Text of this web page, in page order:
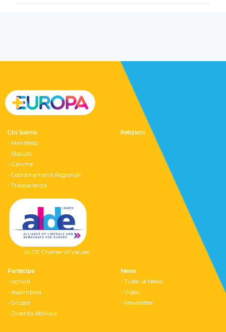
Chi Siamo
- Manifesto
- Statuto
- Cariche
- Coordinamenti Regionali
- Trasparenza
ALDE Charter of Values
Petizioni
Partecipa
- Iscriviti
- Assemblea
- Gruppi
- Diventa Attivista
News
- Tutte Le News
- Video
- Newsletter